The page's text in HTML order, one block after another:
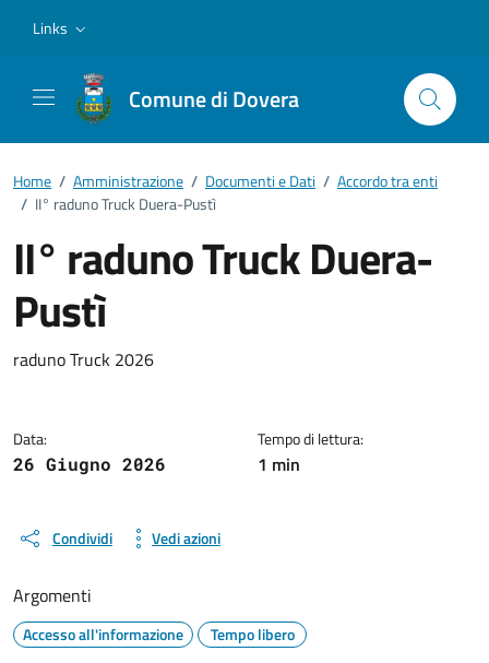
Links
Comune di Dovera
Home / Amministrazione / Documenti e Dati / Accordo tra enti
/ II° raduno Truck Duera-Pustì
II° raduno Truck Duera-
Pustì
Dettagli del documento
raduno Truck 2026
Data:
26 Giugno 2026
Tempo di lettura:
1 min
Condividi Vedi azioni
Argomenti
Accesso all'informazione Tempo libero